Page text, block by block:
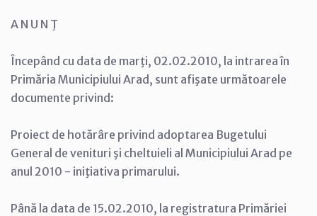
A N U N Ţ
Începând cu data de marţi, 02.02.2010, la intrarea în
Primăria Municipiului Arad, sunt afişate următoarele
documente privind:
Proiect de hotărâre privind adoptarea Bugetului
General de venituri şi cheltuieli al Municipiului Arad pe
anul 2010 - iniţiativa primarului.
Până la data de 15.02.2010, la registratura Primăriei